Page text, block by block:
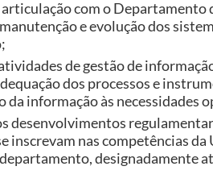
com o Departamento
e evolução dos
de gestão de
dos processos e
da informação às necessidades
desenvolvimentos
inscrevam nas competências da
designadamente